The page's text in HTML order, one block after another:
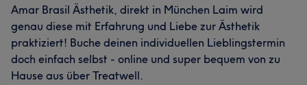
Amar Brasil Ästhetik, direkt in München Laim wird
genau diese mit Erfahrung und Liebe zur Ästhetik
praktiziert! Buche deinen individuellen Lieblingstermin
doch einfach selbst - online und super bequem von zu
Hause aus über Treatwell.